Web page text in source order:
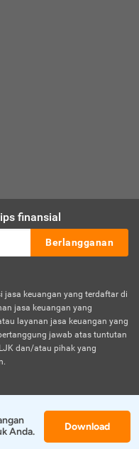
finansial
Berlangganan
jasa keuangan yang terdaftar di
jasa keuangan yang
layanan jasa keuangan yang
jawab atas tuntutan
dan/atau pihak yang
Anda.
Download